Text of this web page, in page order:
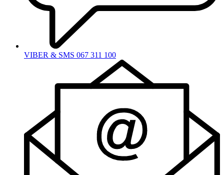
VIBER & SMS 067 311 100